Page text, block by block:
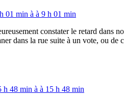
01 min à à 9 h 01 min
constater le retard dans
dans la rue suite à un vote, ou
h 48 min à à 15 h 48 min